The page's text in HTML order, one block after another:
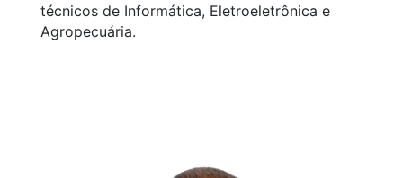
técnicos de Informática, Eletroeletrônica e
Agropecuária.